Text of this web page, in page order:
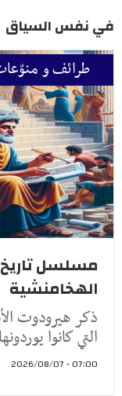
في نفس السياق
طرائف و
الهخامنشية
ذكر هيرودوت
التي كانوا
07:00 - 2026/08/07